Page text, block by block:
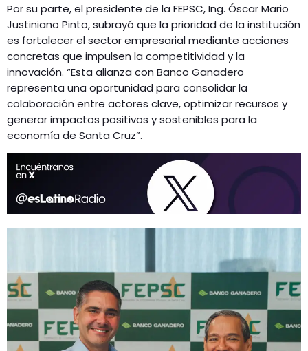
Por su parte, el presidente de la FEPSC, Ing. Óscar Mario
Justiniano Pinto, subrayó que la prioridad de la institución
es fortalecer el sector empresarial mediante acciones
concretas que impulsen la competitividad y la
innovación. “Esta alianza con Banco Ganadero
representa una oportunidad para consolidar la
colaboración entre actores clave, optimizar recursos y
generar impactos positivos y sostenibles para la
economía de Santa Cruz”.